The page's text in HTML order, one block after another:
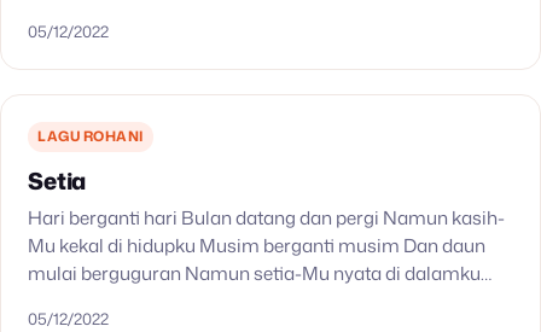
“lepaskanlah” Ku berserah kepada-Mu…
05/12/2022
LAGU ROHANI
Setia
Hari berganti hari Bulan datang dan pergi Namun kasih-
Mu kekal di hidupku Musim berganti musim Dan daun
mulai berguguran Namun setia-Mu nyata di dalamku
05/12/2022